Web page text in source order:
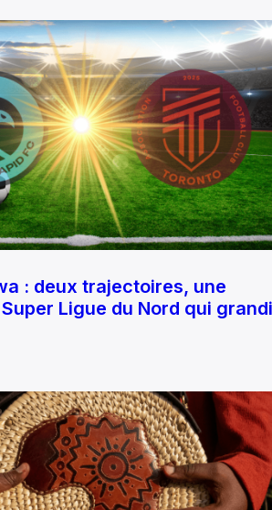
: deux trajectoires, une
Ligue du Nord qui